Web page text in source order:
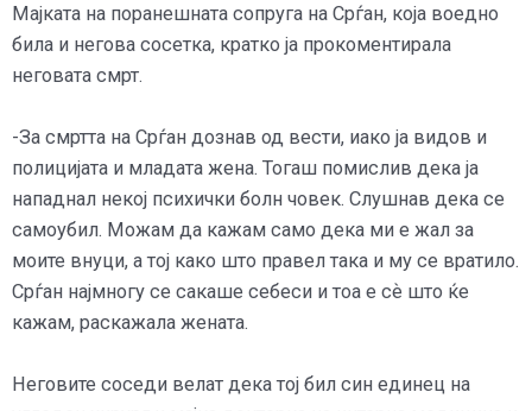
Мајката на поранешната сопруга на Срѓан, која воедно
била и негова сосетка, кратко ја прокоментирала
неговата смрт.
-За смртта на Срѓан дознав од вести, иако ја видов и
полицијата и младата жена. Тогаш помислив дека ја
нападнал некој психички болн човек. Слушнав дека се
самоубил. Можам да кажам само дека ми е жал за
моите внуци, а тој како што правел така и му се вратило.
Срѓан најмногу се сакаше себеси и тоа е сѐ што ќе
кажам, раскажала жената.
Неговите соседи велат дека тој бил син единец на